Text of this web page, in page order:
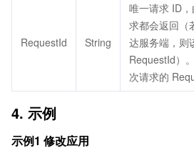
RequestId String
唯一请求 ID
求都会返回（
达服务端，则
RequestId）
次请求的
4. 示例
示例1 修改应用